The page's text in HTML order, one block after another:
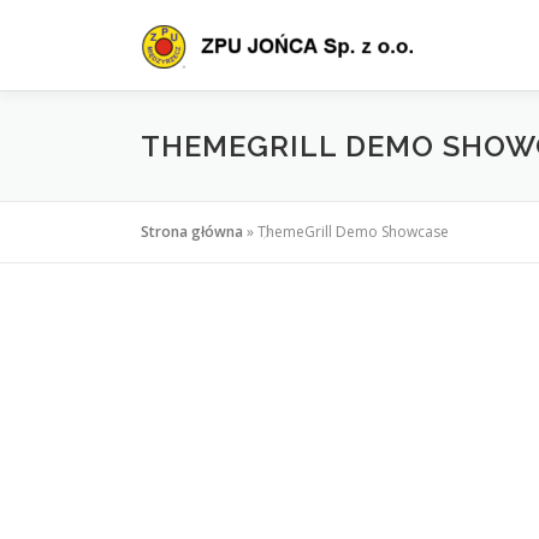
THEMEGRILL DEMO
Strona główna »ThemeGrill Demo Showcase